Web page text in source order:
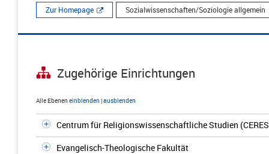
Zur Homepage Sozialwissenschaften/Soziologie allgemein
Zugehörige Einrichtungen
Alle Ebenen einblenden |ausblenden
Centrum für Religionswissenschaftliche Studien
Evangelisch-Theologische Fakultät